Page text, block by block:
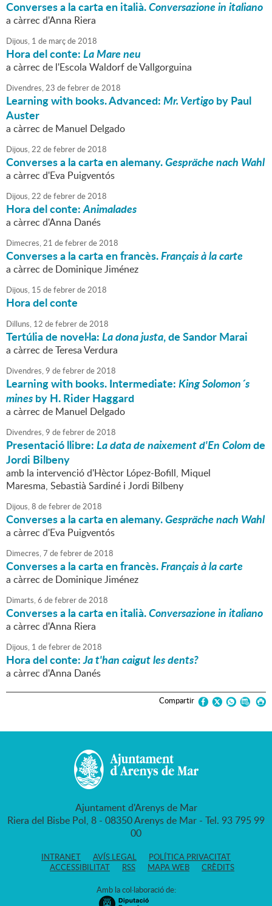
Converses a la carta en italià.Conversazione in italiano
a càrrec d'Anna Riera
Dijous, 1 de marçde2018
Hora del conte:La Mare neu
a càrrec de l'Escola Waldorf de Vallgorguina
Divendres,23 defebrerde2018
Learning with books. Advanced:Mr. Vertigoby Paul
Auster
a càrrec de Manuel Delgado
Dijous,22 defebrerde2018
Converses a la carta en alemany.Gespräche nach Wahl
a càrrec d'Eva Puigventós
Dijous,22 defebrerde2018
Hora del conte:Animalades
a càrrec d'Anna Danés
Dimecres,21 defebrerde2018
Converses a la carta en francès.Français à la carte
a càrrec de Dominique Jiménez
Dijous, 15 defebrerde2018
Hora del conte
Dilluns, 12 defebrerde2018
Tertúlia de novel·la:La dona justa, de Sandor Marai
a càrrec de Teresa Verdura
Divendres,9 defebrerde2018
Learning with books. Intermediate:King Solomon´s
minesby H. Rider Haggard
a càrrec de Manuel Delgado
Divendres,9 defebrerde2018
Presentació llibre:La data de naixement d'En Colomde
Jordi Bilbeny
amb la intervenció d'Hèctor López-Bofill, Miquel
Maresma, Sebastià Sardiné i Jordi Bilbeny
Dijous,8 defebrerde2018
Converses a la carta en alemany.Gespräche nach Wahl
a càrrec d'Eva Puigventós
Dimecres,7 defebrerde2018
Converses a la carta en francès.Français à la carte
a càrrec de Dominique Jiménez
Dimarts,6 defebrerde2018
Converses a la carta en italià.Conversazione in italiano
a càrrec d'Anna Riera
Dijous, 1 defebrerde2018
Hora del conte:Ja t'han caigut les dents?
a càrrec d'Anna Danés
Compartir
Ajuntament d'Arenys de Mar
Riera del Bisbe Pol, 8 - 08350 Arenys de Mar - Tel. 93 795 99
00
INTRANET AVÍS LEGAL
POLÍTICA PRIVACITAT
ACCESSIBILITAT
RSS MAPA WEB CRÈDITS
Amb la col·laboració de: